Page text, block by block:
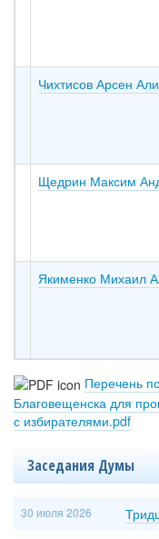
Чихтисов Арсен
Щедрин Максим
Якименко Михаил
Перечень
Благовещенска для
с избирателями.pdf
Заседания Думы
30 июля 2026